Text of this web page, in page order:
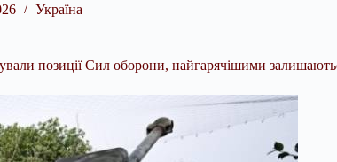
Україна
позиції Сил оборони, найгарячішими